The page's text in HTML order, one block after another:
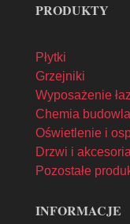
PRODUKTY
Płytki
Grzejniki
Wyposażenie
Chemia
Oświetlenie i
Drzwi i
Pozostałe
INFORMACJE